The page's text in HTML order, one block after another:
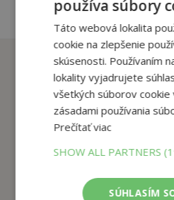
Zákazníci, ktorí
tento titul si
používa súbory
Táto webová lokalita
cookie na zlepšenie
skúsenosti. Používaním
lokality vyjadrujete
všetkých súborov cookie
zásadami používania
Prečítať viac
SHOW ALL PARTNERS
SÚHLASÍM